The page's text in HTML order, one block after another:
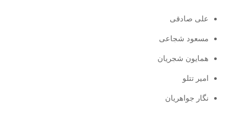
علی صادقی
مسعود شجاعی
همایون شجریان
امیر تتلو
نگار جواهریان